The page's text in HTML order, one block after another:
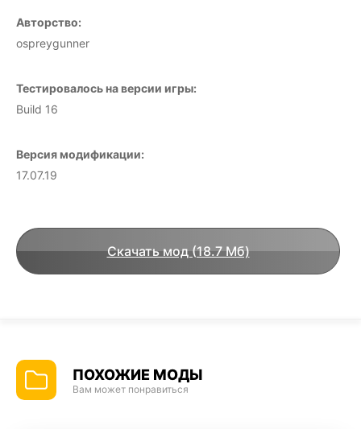
Авторство:
ospreygunner
Тестировалось на версии игры:
Build 16
Версия модификации:
17.07.19
Скачать мод (18.7 Мб)
ПОХОЖИЕ МОДЫ
Вам может понравиться